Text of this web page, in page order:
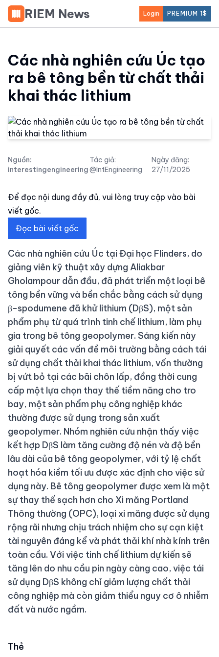
RIEM News Login PREMIUM 1$
Các nhà nghiên cứu Úc tạo
ra bê tông bền từ chất thải
khai thác lithium
Nguồn:
interestingengineering
Tác giả:
@IntEngineering
Ngày đăng:
27/11/2025
Để đọc nội dung đầy đủ, vui lòng truy cập vào bài
viết gốc.
Đọc bài viết gốc
Các nhà nghiên cứu Úc tại Đại học Flinders, do
giảng viên kỹ thuật xây dựng Aliakbar
Gholampour dẫn đầu, đã phát triển một loại bê
tông bền vững và bền chắc bằng cách sử dụng
β-spodumene đã khử lithium (DβS), một sản
phẩm phụ từ quá trình tinh chế lithium, làm phụ
gia trong bê tông geopolymer. Sáng kiến này
giải quyết các vấn đề môi trường bằng cách tái
sử dụng chất thải khai thác lithium, vốn thường
bị vứt bỏ tại các bãi chôn lấp, đồng thời cung
cấp một lựa chọn thay thế tiềm năng cho tro
bay, một sản phẩm phụ công nghiệp khác
thường được sử dụng trong sản xuất
geopolymer. Nhóm nghiên cứu nhận thấy việc
kết hợp DβS làm tăng cường độ nén và độ bền
lâu dài của bê tông geopolymer, với tỷ lệ chất
hoạt hóa kiềm tối ưu được xác định cho việc sử
dụng này. Bê tông geopolymer được xem là một
sự thay thế sạch hơn cho Xi măng Portland
Thông thường (OPC), loại xi măng được sử dụng
rộng rãi nhưng chịu trách nhiệm cho sự cạn kiệt
tài nguyên đáng kể và phát thải khí nhà kính trên
toàn cầu. Với việc tinh chế lithium dự kiến sẽ
tăng lên do nhu cầu pin ngày càng cao, việc tái
sử dụng DβS không chỉ giảm lượng chất thải
công nghiệp mà còn giảm thiểu nguy cơ ô nhiễm
đất và nước ngầm.
Thẻ